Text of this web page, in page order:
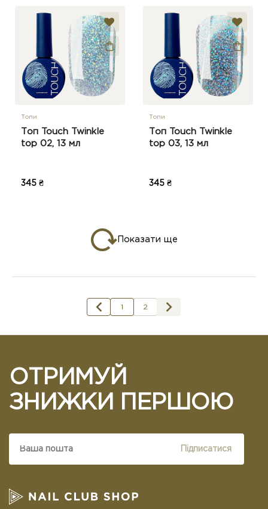
Топи
Топ Touch Twinkle
top 02, 13 мл
345 ₴
Топи
Топ Touch Twinkle
top 03, 13 мл
345 ₴
Показати ще
1 2
ОТРИМУЙ
ЗНИЖКИ ПЕРШОЮ
Підписатися